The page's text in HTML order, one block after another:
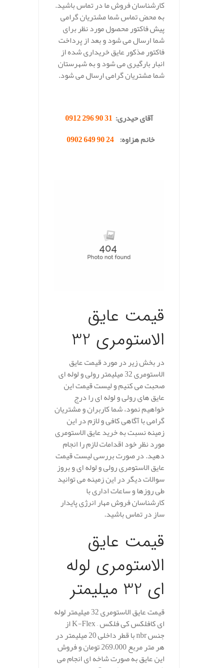
کارشناسان فروش ما در تماس باشید.
به محض تماس شما مشتریان گرامی
پیش فاکتور محصول مورد نظر برای
شما ارسال می شود و بعد از پرداخت
فاکتور مذکور عایق خریداری شده از
انبار بارگیری می شود و به شهرستان
شما مشتریان گرامی ارسال می شود.
آقای حیدری: 31 90 296 0912
خانم هزاوه:24 90 649 0902
قیمت عایق
الاستومری 32
در بخش زیر در مورد قیمت عایق
الاستومری 32 میلیمتر رولی و لوله ای
صحبت می کنیم و لیست قیمت این
عایق های رولی و لوله ای را درج
خواهیم نمود، شما کاربران و مشتریان
گرامی با آگاهی کافی و لازم در این
زمینه نسبت به خرید عایق الاستومری
مورد نظر خود اقدامات لازم را انجام
دهید. در صورت بررسی لیست قیمت
عایق الاستومری رولی و لوله ای و بروز
سوالات دیگر در این زمینه می توانید
طی روزها و ساعات اداری با
کارشناسان فروش مهار انرژی پایدار
ساز در تماس باشید.
قیمت عایق
الاستومری لوله
ای 32 میلیمتر
قیمت عایق الاستومری 32 میلیمتر لوله
ای کافلکس کی فلکس – K-Flex از
جنس nbr با قطر داخلی 20 میلیمتر در
هر متر مربع 269.000 تومان و فروش
این عایق به صورت شاخه ای انجام می